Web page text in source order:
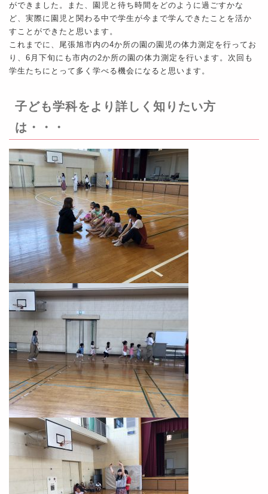
ができました。また、園児と待ち時間をどのように過ごすかな
ど、実際に園児と関わる中で学生が今まで学んできたことを活か
すことができたと思います。
これまでに、尾張旭市内の4か所の園の園児の体力測定を行ってお
り、6月下旬にも市内の2か所の園の体力測定を行います。次回も
学生たちにとって多く学べる機会になると思います。
子ども学科をより詳しく知りたい方
は・・・